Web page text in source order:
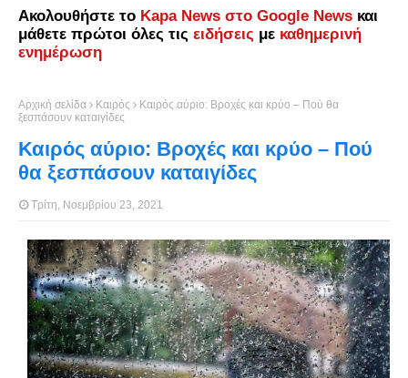
Ακολουθήστε το Kapa News στο Google News και
μάθετε πρώτοι όλες τις ειδήσεις με καθημερινή
ενημέρωση
Αρχική σελίδα Καιρός
Καιρός αύριο: Βροχές και κρύο – Πού θα
ξεσπάσουν καταιγίδες
Καιρός αύριο: Βροχές και κρύο – Πού
θα ξεσπάσουν καταιγίδες
Τρίτη, Νοεμβρίου 23, 2021